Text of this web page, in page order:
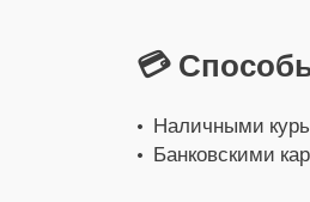
💳
• Наличными
• Банковскими